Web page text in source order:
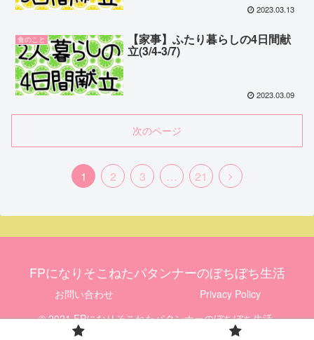
2023.03.13
食のこと 【家事】ふたり暮らしの4日間献
立(3/4-3/7)
2023.03.09
次のページ
1 2 3 … 21
FPになりそこねたパタンナーのぼちぼち生活
お問い合わせ
Privacy Policy
© 2021 FPになりそこねたパタンナーのぼちぼち生活.